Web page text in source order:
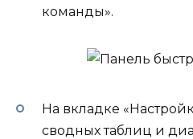
команды».
На вкладке
сводных таблиц и